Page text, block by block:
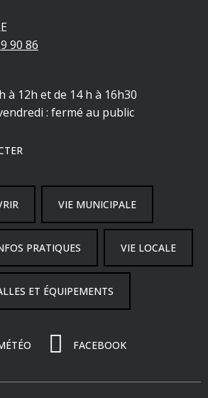
90 86
à 12h et de 14 h à 16h30
: fermé au public
VIE MUNICIPALE
PRATIQUES VIE LOCALE
ET ÉQUIPEMENTS
FACEBOOK